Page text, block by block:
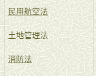
民用航空法
土地管理法
消防法